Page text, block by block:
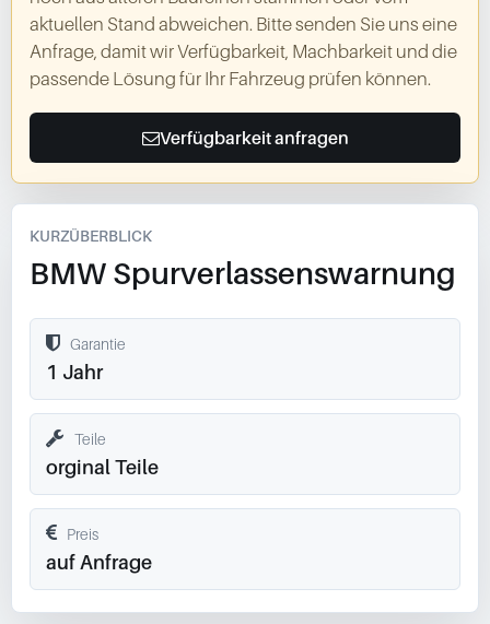
aktuellen Stand abweichen. Bitte senden Sie uns eine
Anfrage, damit wir Verfügbarkeit, Machbarkeit und die
passende Lösung für Ihr Fahrzeug prüfen können.
Verfügbarkeit anfragen
KURZÜBERBLICK
BMW Spurverlassenswarnung
Garantie
1 Jahr
Teile
orginal Teile
Preis
auf Anfrage